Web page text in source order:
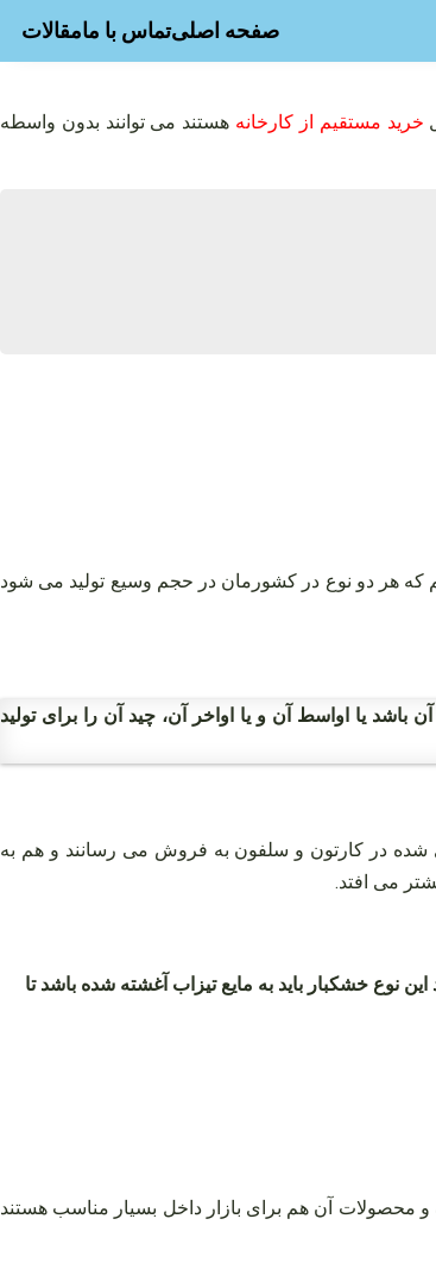
صفحه اصلیتماس با مامقالات
خرید مستقیم از کارخانه هستند می توانند بدون واسطه
که هر دو نوع در کشورمان در حجم وسیع تولید می شود
یا اواسط آن و یا اواخر آن، چید آن را برای تولید
در کارتون و سلفون به فروش می رسانند و هم به
می‌ افتد.
نوع خشکبار باید به مایع تیزاب آغشته شده باشد تا
محصولات آن هم برای بازار داخل بسیار مناسب هستند